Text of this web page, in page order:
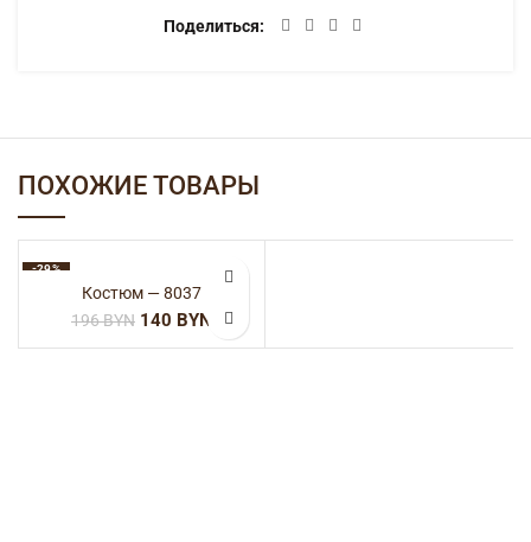
Поделиться
ПОХОЖИЕ ТОВАРЫ
-29%
Костюм — 8037
196BYN 140 BYN